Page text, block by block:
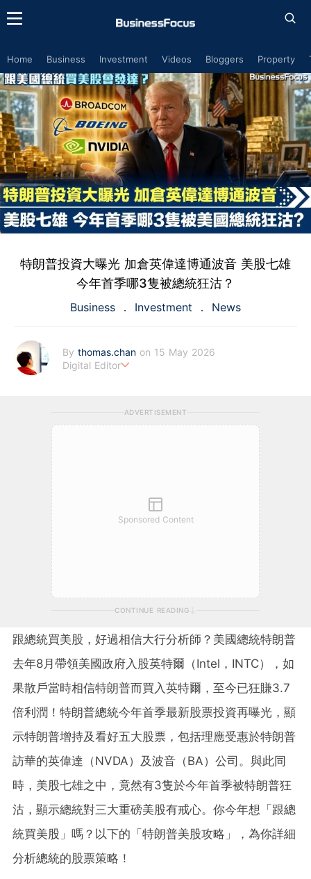
Home Business Investment Videos Bloggers Property
特朗普投資大曝光 加倉英偉達博通波音 美股七雄
今年首季哪3隻被總統狂沽？
Business Investment News
By thomas.chan on 15 May 2026
Digital Editor
ADVERTISEMENT
Sponsored Content
CONTINUE READING
跟總統買美股，好過相信大行分析師？美國總統特朗普
去年8月帶領美國政府入股英特爾（Intel，INTC），如
果散戶當時相信特朗普而買入英特爾，至今已狂賺3.7
倍利潤！特朗普總統今年首季最新股票投資再曝光，顯
示特朗普增持及看好五大股票，包括理應受惠於特朗普
訪華的英偉達（NVDA）及波音（BA）公司。與此同
時，美股七雄之中，竟然有3隻於今年首季被特朗普狂
沽，顯示總統對三大重磅美股有戒心。你今年想「跟總
統買美股」嗎？以下的「特朗普美股攻略」，為你詳細
分析總統的股票策略！